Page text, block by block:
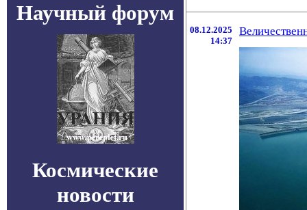
Научный форум
Космические
новости
08.12.2025
14:37